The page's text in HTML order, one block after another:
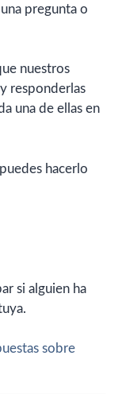
pregunta o
nuestros
responderlas
una de ellas en
hacerlo
si alguien ha
sobre